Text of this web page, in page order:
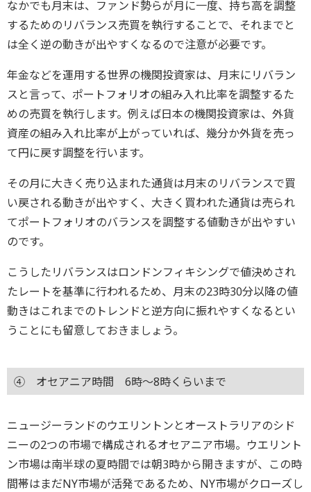
なかでも月末は、ファンド勢らが月に一度、持ち高を調整
するためのリバランス売買を執行することで、それまでと
は全く逆の動きが出やすくなるので注意が必要です。
年金などを運用する世界の機関投資家は、月末にリバラン
スと言って、ポートフォリオの組み入れ比率を調整するた
めの売買を執行します。例えば日本の機関投資家は、外貨
資産の組み入れ比率が上がっていれば、幾分か外貨を売っ
て円に戻す調整を行います。
その月に大きく売り込まれた通貨は月末のリバランスで買
い戻される動きが出やすく、大きく買われた通貨は売られ
てポートフォリオのバランスを調整する値動きが出やすい
のです。
こうしたリバランスはロンドンフィキシングで値決めされ
たレートを基準に行われるため、月末の23時30分以降の値
動きはこれまでのトレンドと逆方向に振れやすくなるとい
うことにも留意しておきましょう。
④ オセアニア時間 6時～8時くらいまで
ニュージーランドのウエリントンとオーストラリアのシド
ニーの2つの市場で構成されるオセアニア市場。ウエリント
ン市場は南半球の夏時間では朝3時から開きますが、この時
間帯はまだNY市場が活発であるため、NY市場がクローズし